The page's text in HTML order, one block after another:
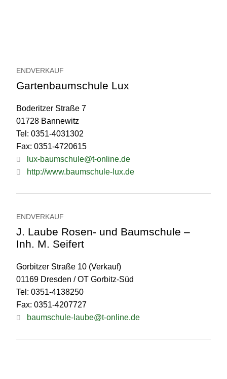
ENDVERKAUF
Gartenbaumschule Lux
Boderitzer Straße 7
01728 Bannewitz
Tel: 0351-4031302
Fax: 0351-4720615
lux-baumschule@t-online.de
http://www.baumschule-lux.de
ENDVERKAUF
J. Laube Rosen- und Baumschule –
Inh. M. Seifert
Gorbitzer Straße 10 (Verkauf)
01169 Dresden / OT Gorbitz-Süd
Tel: 0351-4138250
Fax: 0351-4207727
baumschule-laube@t-online.de